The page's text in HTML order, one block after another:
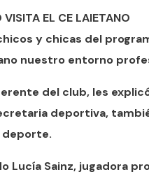
EL CE LAIETANO
y chicas del
nuestro entorno
del club, les
deportiva,
deporte.
Lucía Sainz, jugadora